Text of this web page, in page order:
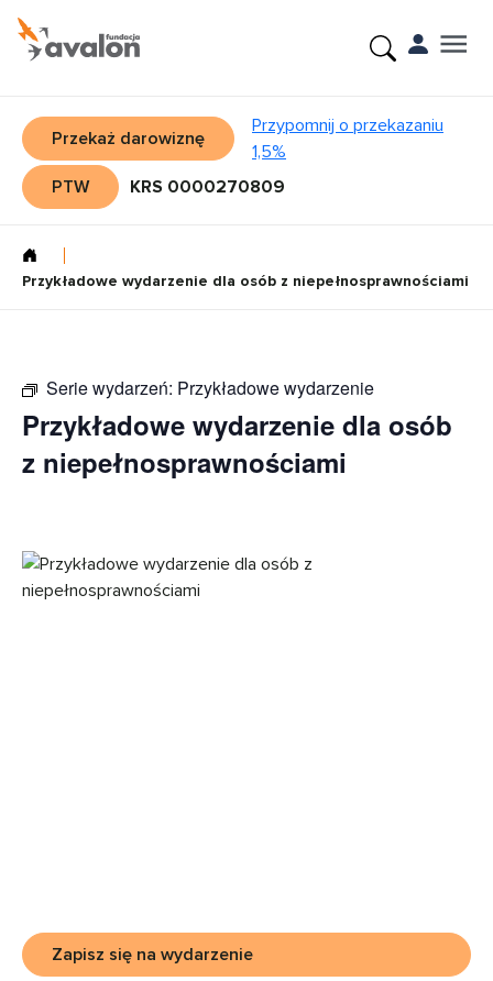
Przekaż darowiznę
Przypomnij o przekazaniu
1,5%
PTW
KRS 0000270809
Przykładowe wydarzenie dla osób z niepełnosprawnościami
Serie wydarzeń: Przykładowe wydarzenie
Przykładowe wydarzenie dla osób
z niepełnosprawnościami
Zapisz się na wydarzenie